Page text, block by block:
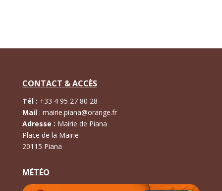
CONTACT & ACCÈS
Tél : +33 4 95 27 80 28
Mail: mairie.piana@orange.fr
Adresse : Mairie de Piana
Place de la Mairie
20115 Piana
MÉTÉO